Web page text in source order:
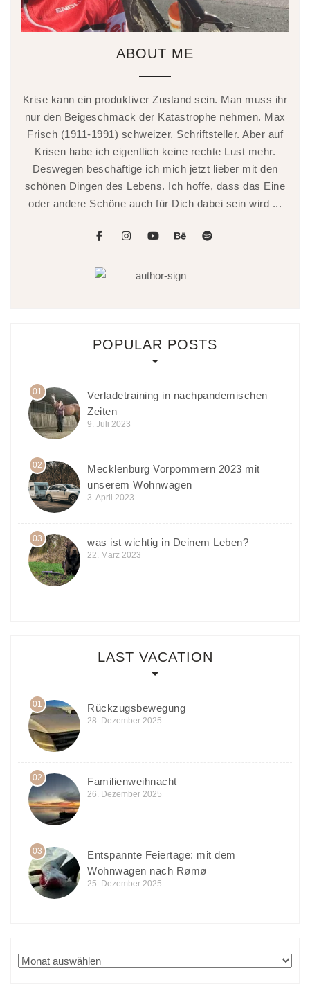
ABOUT ME
Krise kann ein produktiver Zustand sein. Man muss ihr
nur den Beigeschmack der Katastrophe nehmen. Max
Frisch (1911-1991) schweizer. Schriftsteller. Aber auf
Krisen habe ich eigentlich keine rechte Lust mehr.
Deswegen beschäftige ich mich jetzt lieber mit den
schönen Dingen des Lebens. Ich hoffe, dass das Eine
oder andere Schöne auch für Dich dabei sein wird ...
POPULAR POSTS
01
Verladetraining in nachpandemischen
Zeiten
9. Juli 2023
02
Mecklenburg Vorpommern 2023 mit
unserem Wohnwagen
3. April 2023
03 was ist wichtig in Deinem Leben?
22. März 2023
LAST VACATION
01 Rückzugsbewegung
28. Dezember 2025
02 Familienweihnacht
26. Dezember 2025
03
Entspannte Feiertage: mit dem
Wohnwagen nach Rømø
25. Dezember 2025
Archiv